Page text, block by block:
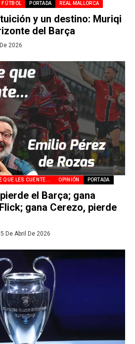
FÚTBOL PORTADA REAL MALLORCA
y un destino: Muriqi
del Barça
2026
QUE LES CUENTE... OPINIÓN PORTADA
el Barça; gana
gana Cerezo, pierde
De Abril De 2026